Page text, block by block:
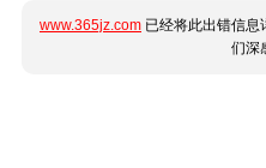
www.365jz.com 已经将此出错信息
们深